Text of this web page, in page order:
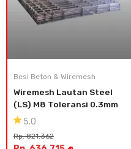
Besi Beton & Wiremesh
Wiremesh Lautan Steel
(LS) M8 Toleransi 0.3mm
5.0
Rp. 821.362